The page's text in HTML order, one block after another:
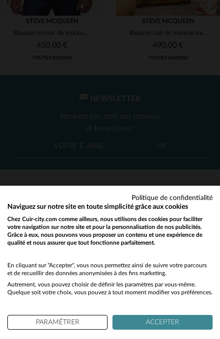
(2)
(1)
M L XL 3XL
STEVE MCQUEEN
Blouson en cuir de mouton vert, souple et léger, style McQueen.
450,00 €
TOUTES SAISONS
L
STEVE MCQUEEN
Blouson cuir de mouton kaki, léger, inspiré par Steve McQueen.
490,00 €
TOUTES SAISONS
NEWSLETTER
Recevez par mail nos promos
et bons plans !
OK
SERVICE CLIENT
Nos conseillers sont à votre écoute
au03 59 08 80 80ou àcontact@cuir-city.com
du lundi au vendredi de 10h à 12h30
Would you like to be redirected to our English site?
No
Yes
Politique de confidentialité
Naviguez sur notre site en toute simplicité grâce aux cookies
Chez Cuir-city.com comme ailleurs, nous utilisons des cookies pour faciliter
votre navigation sur notre site et pour la personnalisation de nos publicités.
Grâce à eux, nous pouvons vous proposer un contenu et une expérience de
qualité et nous assurer que tout fonctionne parfaitement.
En cliquant sur "Accepter", vous nous permettez ainsi de suivre votre parcours
et de recueillir des données anonymisées à des fins marketing.
Autrement, vous pouvez choisir de définir les paramètres par vous-même.
Quelque soit votre choix, vous pouvez à tout moment modifier vos préférences.
PARAMÉTRER ACCEPTER